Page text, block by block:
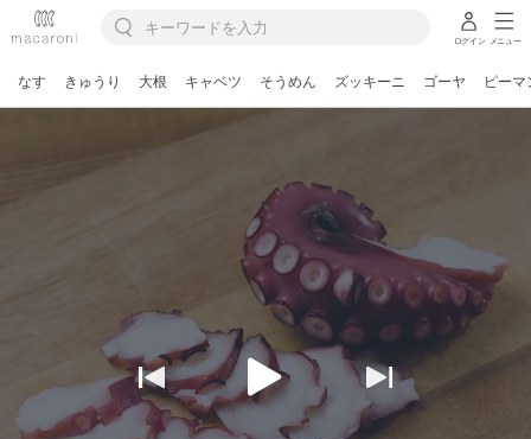
ログイン メニュー
なす きゅうり 大根 キャベツ そうめん ズッキーニ ゴーヤ ピーマ